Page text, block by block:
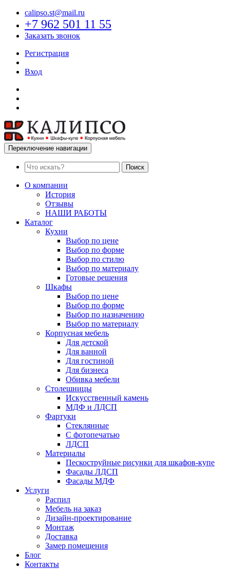
calipso.st@mail.ru
+7 962 501 11 55
Заказать звонок
Регистрация
Вход
Переключение навигации
Поиск
О компании
История
Отзывы
НАШИ РАБОТЫ
Каталог
Кухни
Выбор по цене
Выбор по форме
Выбор по стилю
Выбор по материалу
Готовые решения
Шкафы
Выбор по цене
Выбор по форме
Выбор по назначению
Выбор по материалу
Корпусная мебель
Для детской
Для ванной
Для гостиной
Для бизнеса
Обивка мебели
Столешницы
Искусственный камень
МДФ и ЛДСП
Фартуки
Стеклянные
С фотопечатью
ЛДСП
Материалы
Пескоструйные рисунки для шкафов-купе
Фасады ЛДСП
Фасады МДФ
Услуги
Распил
Мебель на заказ
Дизайн-проектирование
Монтаж
Доставка
Замер помещения
Блог
Контакты